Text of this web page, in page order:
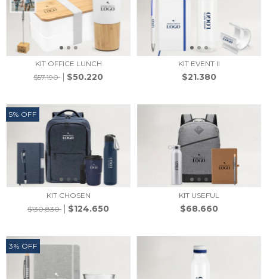
KIT OFFICE LUNCH
$57.190
$50.220
KIT EVENT II
$21.380
5% OFF
KIT CHOSEN
$130.830
$124.650
KIT USEFUL
$68.660
3% OFF